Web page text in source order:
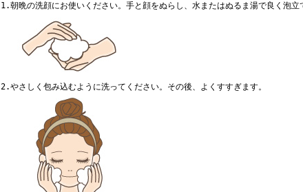
1.朝晩の洗顔にお使いください。手と顔をぬらし、水またはぬるま湯で良く泡立
2.やさしく包み込むように洗ってください。その後、よくすすぎます。